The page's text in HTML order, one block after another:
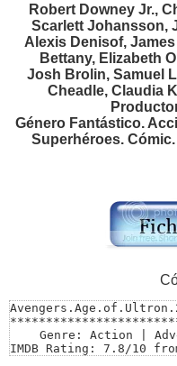
Robert Downey Jr.,
Scarlett Johansson,
Alexis Denisof,
Bettany, Elizabeth
Josh Brolin, Samuel
Cheadle, Claudia
Género Fantástico.
Superhéroes.
Genre: Action |
IMDB Rating: 7.8/10